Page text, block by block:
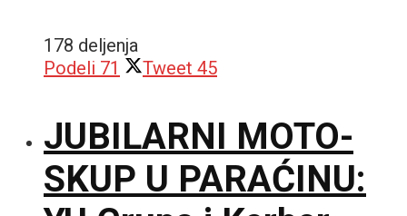
178 deljenja
Podeli 71 Tweet 45
JUBILARNI MOTO-
SKUP U PARAĆINU: